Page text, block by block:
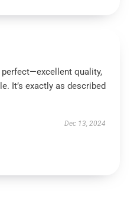
quality,
It’s exactly as described
Dec 13, 2024